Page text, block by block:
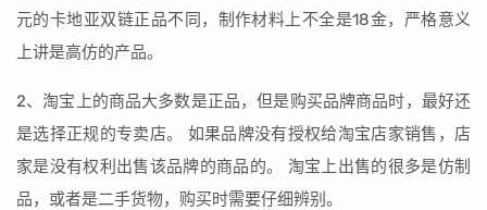
元的卡地亚双链正品不同，制作材料上不全是18金，严格意义
上讲是高仿的产品。
2、淘宝上的商品大多数是正品，但是购买品牌商品时，最好还
是选择正规的专卖店。 如果品牌没有授权给淘宝店家销售，店
家是没有权利出售该品牌的商品的。 淘宝上出售的很多是仿制
品，或者是二手货物，购买时需要仔细辨别。